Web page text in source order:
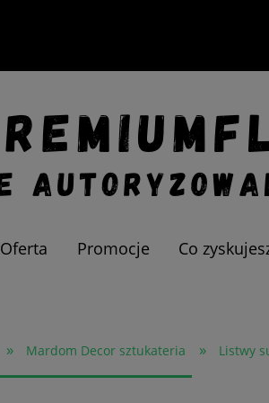
Oferta Promocje Co
» Mardom Decor sztukateria » Listwy